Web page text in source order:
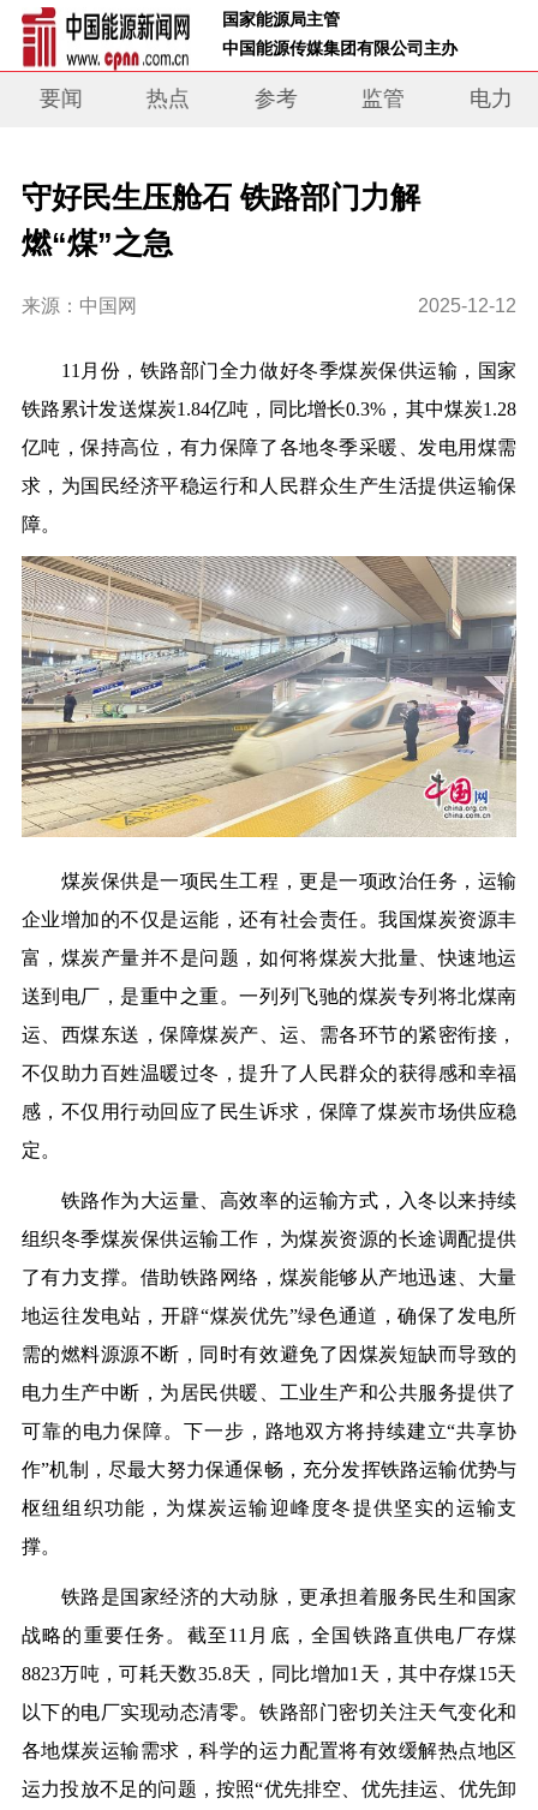
国家能源局主管
中国能源传媒集团有限公司主办
要闻 热点 参考 监管 电力
守好民生压舱石 铁路部门力解
燃“煤”之急
来源：中国网 2025-12-12
11月份，铁路部门全力做好冬季煤炭保供运输，国家
铁路累计发送煤炭1.84亿吨，同比增长0.3%，其中煤炭1.28
亿吨，保持高位，有力保障了各地冬季采暖、发电用煤需
求，为国民经济平稳运行和人民群众生产生活提供运输保
障。
煤炭保供是一项民生工程，更是一项政治任务，运输
企业增加的不仅是运能，还有社会责任。我国煤炭资源丰
富，煤炭产量并不是问题，如何将煤炭大批量、快速地运
送到电厂，是重中之重。一列列飞驰的煤炭专列将北煤南
运、西煤东送，保障煤炭产、运、需各环节的紧密衔接，
不仅助力百姓温暖过冬，提升了人民群众的获得感和幸福
感，不仅用行动回应了民生诉求，保障了煤炭市场供应稳
定。
铁路作为大运量、高效率的运输方式，入冬以来持续
组织冬季煤炭保供运输工作，为煤炭资源的长途调配提供
了有力支撑。借助铁路网络，煤炭能够从产地迅速、大量
地运往发电站，开辟“煤炭优先”绿色通道，确保了发电所
需的燃料源源不断，同时有效避免了因煤炭短缺而导致的
电力生产中断，为居民供暖、工业生产和公共服务提供了
可靠的电力保障。下一步，路地双方将持续建立“共享协
作”机制，尽最大努力保通保畅，充分发挥铁路运输优势与
枢纽组织功能，为煤炭运输迎峰度冬提供坚实的运输支
撑。
铁路是国家经济的大动脉，更承担着服务民生和国家
战略的重要任务。截至11月底，全国铁路直供电厂存煤
8823万吨，可耗天数35.8天，同比增加1天，其中存煤15天
以下的电厂实现动态清零。铁路部门密切关注天气变化和
各地煤炭运输需求，科学的运力配置将有效缓解热点地区
运力投放不足的问题，按照“优先排空、优先挂运、优先卸